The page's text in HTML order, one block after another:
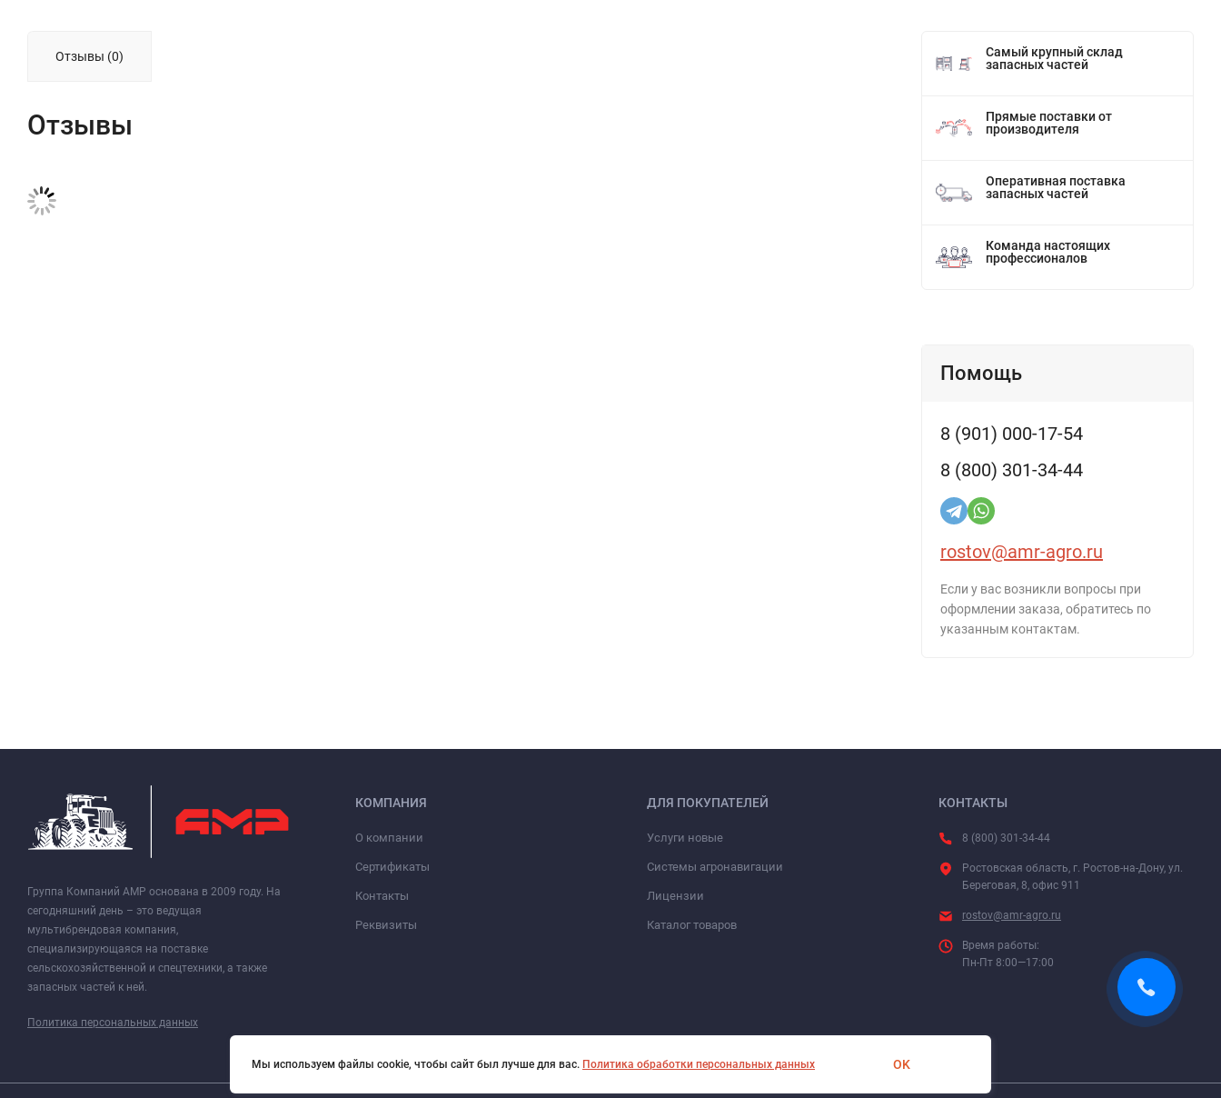
Отзывы (0)
Отзывы
Самый крупный склад
запасных частей
Прямые поставки от
производителя
Оперативная поставка
запасных частей
Команда настоящих
профессионалов
Помощь
8 (901) 000-17-54
8 (800) 301-34-44
rostov@amr-agro.ru
Если у вас возникли вопросы при
оформлении заказа, обратитесь по
указанным контактам.
Группа Компаний АМР основана в 2009 году. На
сегодняшний день – это ведущая
мультибрендовая компания,
специализирующаяся на поставке
сельскохозяйственной и спецтехники, а также
запасных частей к ней.
Политика персональных данных
КОМПАНИЯ
О компании
Сертификаты
Контакты
Реквизиты
ДЛЯ ПОКУПАТЕЛЕЙ
Услуги новые
Системы агронавигации
Лицензии
Каталог товаров
КОНТАКТЫ
8 (800) 301-34-44
Ростовская область, г. Ростов-на-Дону, ул.
Береговая, 8, офис 911
rostov@amr-agro.ru
Время работы:
Пн-Пт 8:00—17:00
Мы используем файлы cookie, чтобы сайт был лучше для вас. Политика обработки персональных данных OK